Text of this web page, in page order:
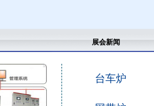
展会新闻
台车炉